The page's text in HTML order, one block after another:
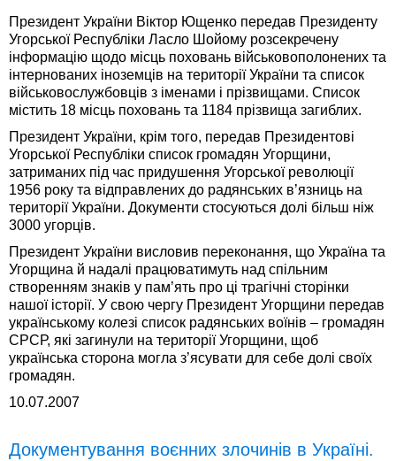
Президент України Віктор Ющенко передав Президенту
Угорської Республіки Ласло Шойому розсекречену
інформацію щодо місць поховань військовополонених та
інтернованих іноземців на території України та список
військовослужбовців з іменами і прізвищами. Список
містить 18 місць поховань та 1184 прізвища загиблих.
Президент України, крім того, передав Президентові
Угорської Республіки список громадян Угорщини,
затриманих під час придушення Угорської революції
1956 року та відправлених до радянських в’язниць на
території України. Документи стосуються долі більш ніж
3000 угорців.
Президент України висловив переконання, що Україна та
Угорщина й надалі працюватимуть над спільним
створенням знаків у пам’ять про ці трагічні сторінки
нашої історії. У свою чергу Президент Угорщини передав
українському колезі список радянських воїнів – громадян
СРСР, які загинули на території Угорщини, щоб
українська сторона могла з’ясувати для себе долі своїх
громадян.
10.07.2007
Документування воєнних злочинів в Україні.